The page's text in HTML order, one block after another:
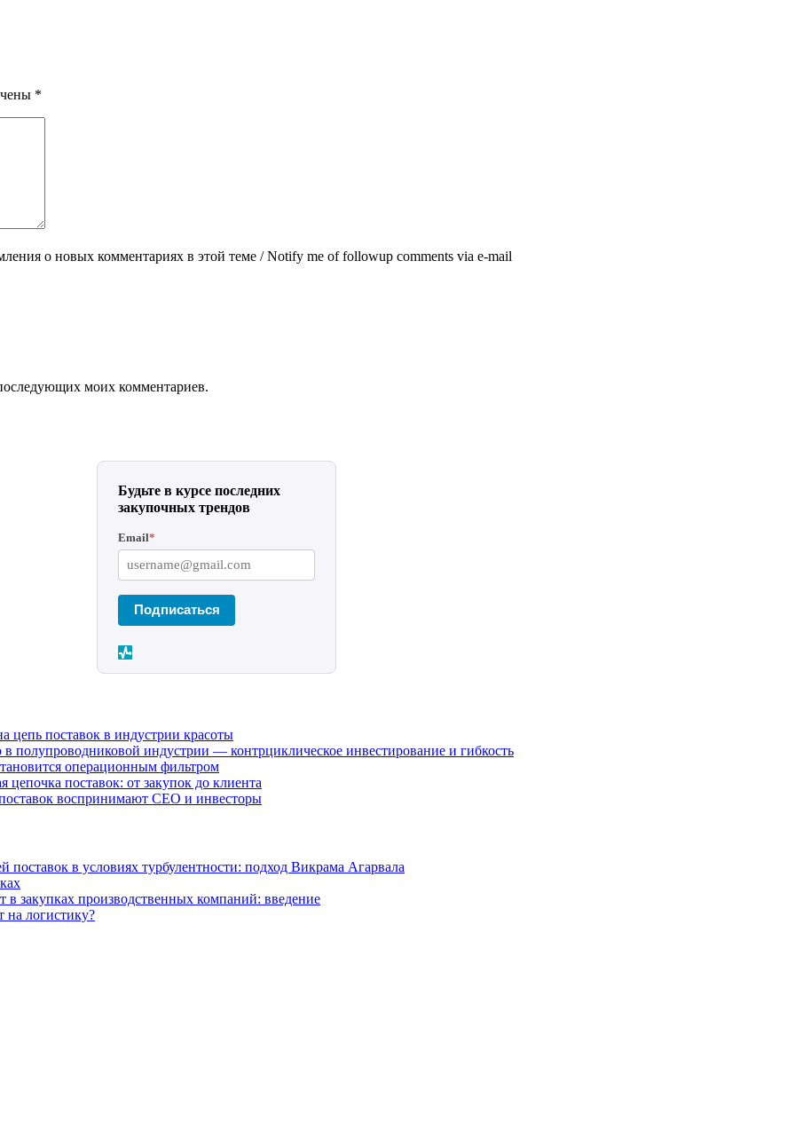
*
о новых комментариях в этой теме / Notify me of followup comments via e-mail
моих комментариев.
Будьте в курсе последних
закупочных трендов
Email*
Подписаться
цепь поставок в индустрии красоты
полупроводниковой индустрии — контрциклическое инвестирование и гибкость
операционным фильтром
поставок: от закупок до клиента
воспринимают CEO и инвесторы
поставок в условиях турбулентности: подход Викрама Агарвала
закупках производственных компаний: введение
на логистику?